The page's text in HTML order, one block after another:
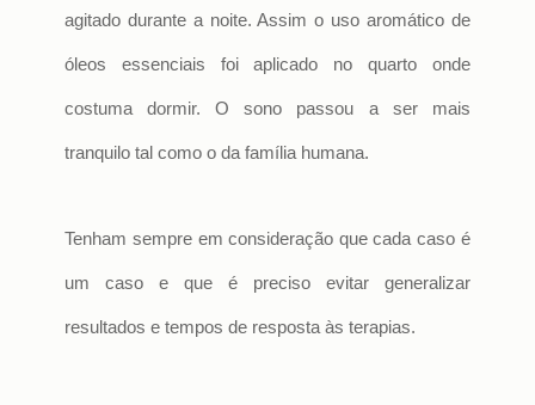
agitado durante a noite. Assim o uso aromático de
óleos essenciais foi aplicado no quarto onde
costuma dormir. O sono passou a ser mais
tranquilo tal como o da família humana.
Tenham sempre em consideração que cada caso é
um caso e que é preciso evitar generalizar
resultados e tempos de resposta às terapias.